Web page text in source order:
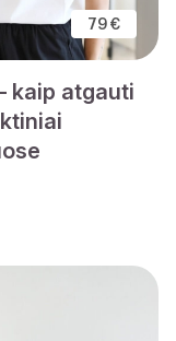
79 €
kaip atgauti